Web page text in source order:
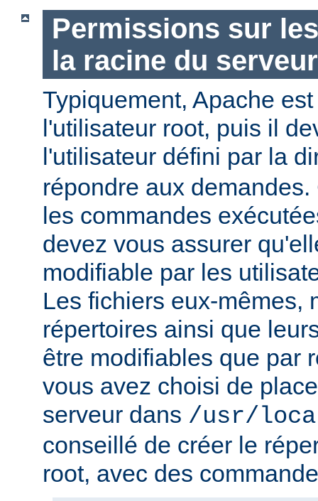
Permissions sur
la racine du serveur
Typiquement, Apache
l'utilisateur root, puis il
l'utilisateur défini par la
répondre aux
les commandes
devez vous assurer
modifiable par les
Les fichiers eux-mêmes,
répertoires ainsi que
être modifiables que par
vous avez choisi de
serveur dans /usr/
conseillé de créer le
root, avec des